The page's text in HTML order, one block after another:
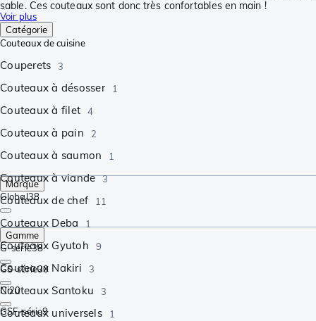
sable. Ces couteaux sont donc très confortables en main !
Voir plus
Catégorie
Couteaux de cuisine
Couperets 3
Couteaux à désosser 1
Couteaux à filet 4
Couteaux à pain 2
Couteaux à saumon 1
Couteaux à viande 3
Couteaux de chef 11
Couteaux Deba 1
Couteaux Gyutoh 9
Couteaux Nakiri 3
Couteaux Santoku 3
Couteaux universels 1
Marque
Global38
Gamme
G-série38
GS-série30
Ni20
GSF-série9